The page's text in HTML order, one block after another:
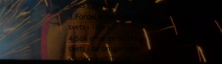
svets i Timrå?
3 Fördelar med att välja
svets i Timrå
4 Sök efter en skicklig
svets i de omgivande
städerna till Timrå